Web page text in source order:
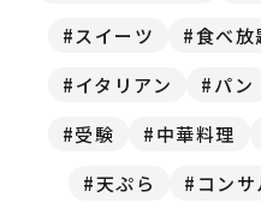
福岡の教育・子育
福岡のビジネス
スイーツ
食べ放
イタリアン
パン
受験
中華料理
天ぷら
コン